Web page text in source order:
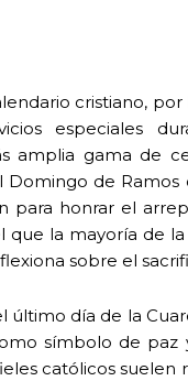
cristiano,
especiales
amplia gama de
de
para honrar el
la mayoría de
sobre el
día de la
símbolo de paz
católicos suelen